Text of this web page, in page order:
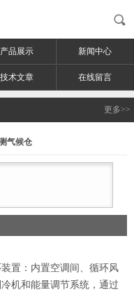
产品展示 新闻中心
技术文章 在线留言
更多>>
气候仓
置：内置空调间、循环风
机和能量调节系统，通过